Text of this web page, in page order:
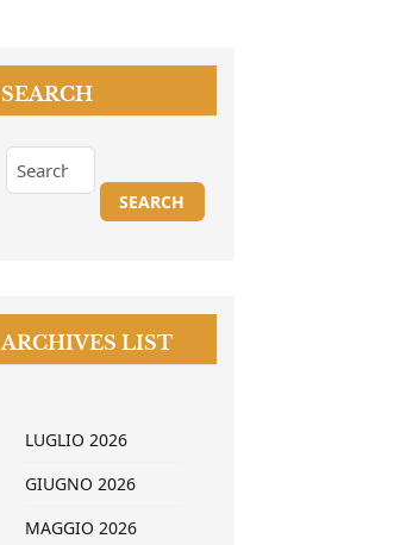
SEARCH
ARCHIVES LIST
LUGLIO 2026
GIUGNO 2026
MAGGIO 2026